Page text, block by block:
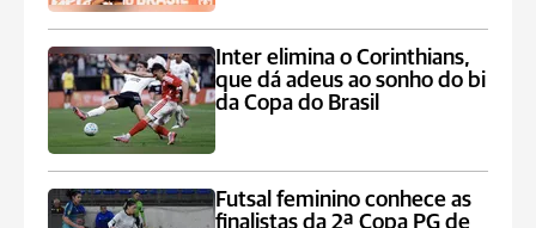
Inter elimina o Corinthians,
que dá adeus ao sonho do bi
da Copa do Brasil
Futsal feminino conhece as
finalistas da 2ª Copa PG de